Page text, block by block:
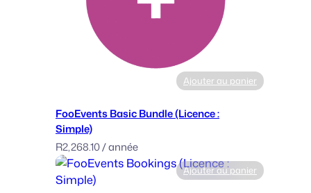
(
L
i
c
e
Ajouter au panier
FooEvents Basic Bundle (Licence :
Simple)
R2,268.10/ année
Ajouter au panier